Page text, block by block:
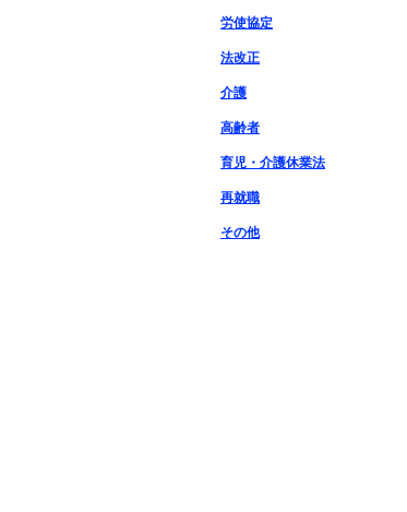
労使協定
法改正
介護
高齢者
育児・介護休業法
再就職
その他